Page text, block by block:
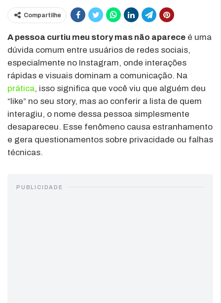
Compartilhe
A pessoa curtiu meu story mas não aparece é uma
dúvida comum entre usuários de redes sociais,
especialmente no Instagram, onde interações
rápidas e visuais dominam a comunicação. Na
prática, isso significa que você viu que alguém deu
“like” no seu story, mas ao conferir a lista de quem
interagiu, o nome dessa pessoa simplesmente
desapareceu. Esse fenômeno causa estranhamento
e gera questionamentos sobre privacidade ou falhas
técnicas.
PUBLICIDADE